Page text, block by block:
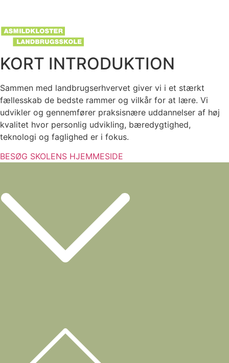
KORT INTRODUKTION
Sammen med landbrugserhvervet giver vi i et stærkt
fællesskab de bedste rammer og vilkår for at lære. Vi
udvikler og gennemfører praksisnære uddannelser af høj
kvalitet hvor personlig udvikling, bæredygtighed,
teknologi og faglighed er i fokus.
BESØG SKOLENS HJEMMESIDE